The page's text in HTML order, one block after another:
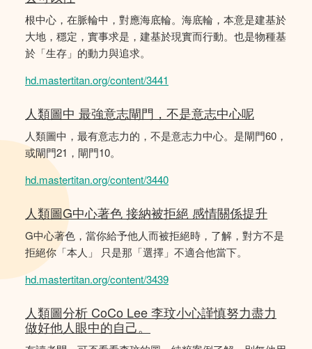
根中心，在脈輪中，對應海底輪。海底輪，本意是建基於
大地，穩定，實事求是，建基於現實而行動。也是物種基
於「生存」的動力與追求。
hd.mastertitan.org/content/3441
人類圖中 最強意志閘門，不是意志中心呢
人類圖中，最有意志力的，不是意志力中心。是閘門60，
或閘門21，閘門10。
hd.mastertitan.org/content/3440
人類圖G中心著色 接納被拒絕 感情關係提升
G中心著色，當你給予他人而被拒絕時，了解，對方不是
拒絕你「本人」 只是那「選擇」不適合他當下。
hd.mastertitan.org/content/3439
人類圖分析 CoCo Lee 李玟小心謹慎努力盡力
做好他人眼中的自己。